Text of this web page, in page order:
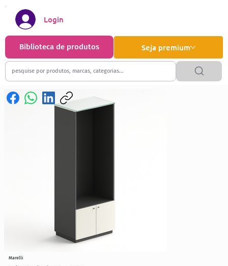
Seja premium
Biblioteca de produtos
Login
Marelli